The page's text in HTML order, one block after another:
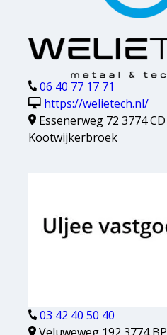
06 40 77 17 71
https://welietech.nl/
Essenerweg 72 3774 CD
Kootwijkerbroek
03 42 40 50 40